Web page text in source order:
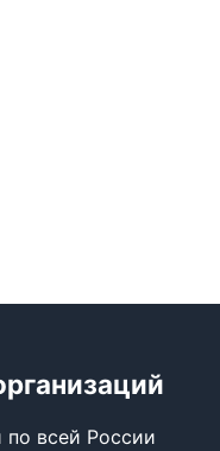
по всей России